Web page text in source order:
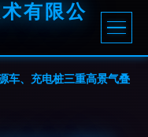
有限公
车、充电桩三重高景气叠